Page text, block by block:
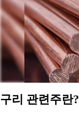
구리 관련주란?